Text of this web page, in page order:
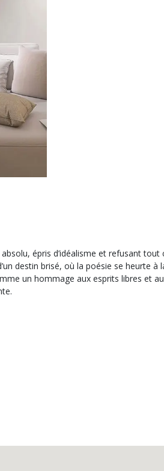
épris d’idéalisme et refusant tout
destin brisé, où la poésie se heurte
un hommage aux esprits libres et